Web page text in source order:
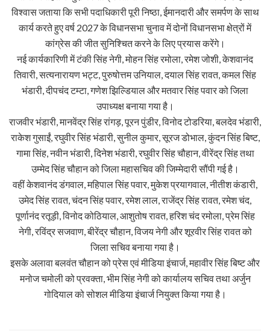
विश्वास जताया कि सभी पदाधिकारी पूरी निष्ठा, ईमानदारी और समर्पण के साथ
कार्य करते हुए वर्ष 2027 के विधानसभा चुनाव में दोनों विधानसभा क्षेत्रों में
कांग्रेस की जीत सुनिश्चित करने के लिए प्रयास करेंगे।
नई कार्यकारिणी में टंकी सिंह नेगी, मोहन सिंह रमोला, रमेश जोशी, केशवानंद
तिवारी, सत्यनारायण भट्ट, पुरुषोत्तम उनियाल, दयाल सिंह रावत, कमल सिंह
भंडारी, दीपचंद टम्टा, गणेश झिल्डियाल और मतवार सिंह पवार को जिला
उपाध्यक्ष बनाया गया है।
राजवीर भंडारी, मानवेंद्र सिंह रांगड़, पूरन पुंडीर, विनोद टोडरिया, बलदेव भंडारी,
राकेश गुसाईं, रघुवीर सिंह भंडारी, सुनील कुमार, सूरज डोभाल, कुंदन सिंह बिष्ट,
गामा सिंह, नवीन भंडारी, दिनेश भंडारी, रघुवीर सिंह चौहान, वीरेंद्र सिंह तथा
उम्मेद सिंह चौहान को जिला महासचिव की जिम्मेदारी सौंपी गई है।
वहीं केशवानंद डंगवाल, महिपाल सिंह पवार, मुकेश प्रयागवाल, नीतीश कंडारी,
उमेद सिंह रावत, चंदन सिंह पवार, रमेश लाल, राजेंद्र सिंह रावत, रमेश चंद,
पूर्णानंद रतूड़ी, विनोद कोठियाल, आशुतोष रावत, हरिश चंद रमोला, प्रेम सिंह
नेगी, रविंद्र सजवाण, बीरेंद्र चौहान, विजय नेगी और शूरवीर सिंह रावत को
जिला सचिव बनाया गया है।
इसके अलावा बलवंत चौहान को प्रेस एवं मीडिया इंचार्ज, महावीर सिंह बिष्ट और
मनोज चमोली को प्रवक्ता, भीम सिंह नेगी को कार्यालय सचिव तथा अर्जुन
गोदियाल को सोशल मीडिया इंचार्ज नियुक्त किया गया है।